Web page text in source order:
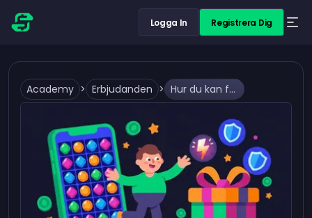
Logga In Registrera Dig
Academy > Erbjudanden > Hur du kan få gratis Boosters & Gåvor i Match Masters